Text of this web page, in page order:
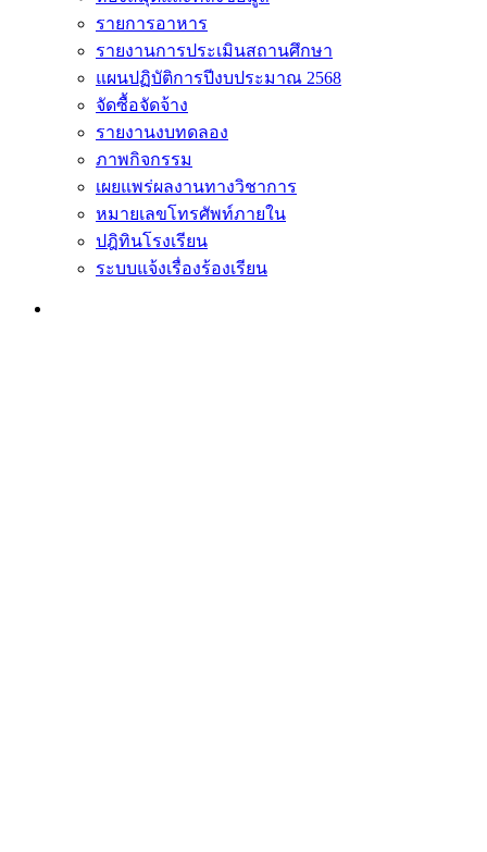
รายการอาหาร
รายงานการประเมินสถานศึกษา
แผนปฏิบัติการปีงบประมาณ 2568
จัดซื้อจัดจ้าง
รายงานงบทดลอง
ภาพกิจกรรม
เผยแพร่ผลงานทางวิชาการ
หมายเลขโทรศัพท์ภายใน
ปฎิทินโรงเรียน
ระบบแจ้งเรื่องร้องเรียน